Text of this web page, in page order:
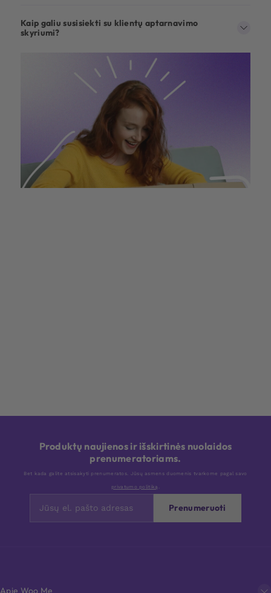
Kaip galiu susisiekti su klientų aptarnavimo
skyriumi?
Produktų naujienos ir išskirtinės nuolaidos
prenumeratoriams.
Bet kada galite atsisakyti prenumeratos. Jūsų asmens duomenis tvarkome pagal savo
privatumo politiką
Prenumeruoti
Apie Woo Me